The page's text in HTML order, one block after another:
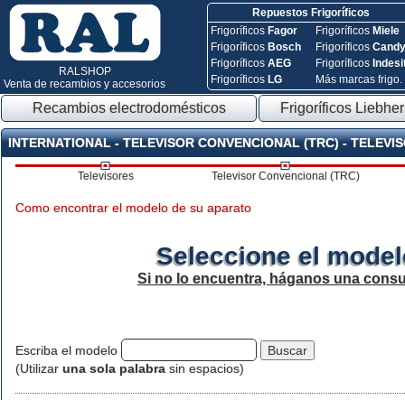
RALSHOP
Venta de recambios y accesorios
Repuestos Frigoríficos
Frigoríficos Fagor
Frigoríficos Bosch
FrigoríficosAEG
Frigoríficos LG
Frigoríficos Miele
Frigoríficos
Frigoríficos
Más marcas frigo.
Recambios electrodomésticos Frigoríficos
INTERNATIONAL - TELEVISOR CONVENCIONAL (TRC) -
Televisores Televisor Convencional (TRC)
Como encontrar el modelo de su aparato
Seleccione el
Si no lo encuentra, háganos una
Escriba el modelo
(Utilizar una sola palabra sin espacios)